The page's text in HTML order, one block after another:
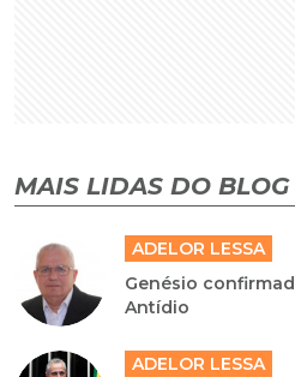
MAIS LIDAS DO BLOG
ADELOR LESSA
Genésio
Antídio
ADELOR LESSA